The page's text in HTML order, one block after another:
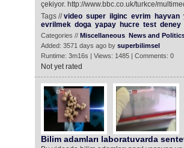
çekiyor. http://www.bbc.co.uk/turkce/
Tags //video super ilginc evrim hayvan
evrilmek doga yapay hucre test deney
Categories // Miscellaneous News and
Added: 3571 days ago by superbilimsel
Runtime: 3m16s | Views: 1485 | Comments: 0
Not yet rated
Bilim adamları laboratuvarda